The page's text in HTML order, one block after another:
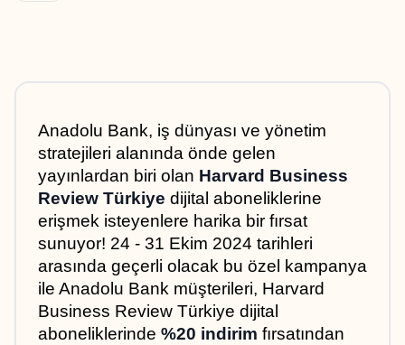
Anadolu Bank, iş dünyası ve yönetim
stratejileri alanında önde gelen
yayınlardan biri olan Harvard Business
Review Türkiye dijital aboneliklerine
erişmek isteyenlere harika bir fırsat
sunuyor! 24 - 31 Ekim 2024 tarihleri
arasında geçerli olacak bu özel kampanya
ile Anadolu Bank müşterileri, Harvard
Business Review Türkiye dijital
aboneliklerinde %20 indirim fırsatından